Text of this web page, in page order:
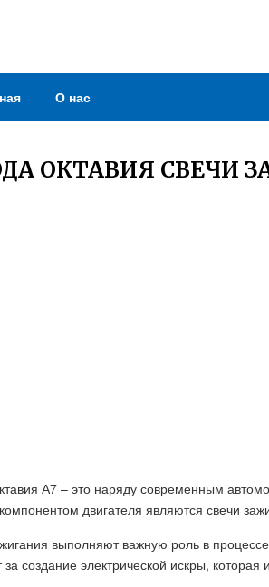
О нас
ОКТАВИЯ СВЕЧИ
А7 – это наряду современным
двигателя являются свечи
выполняют важную роль в
за создание электрической искры,